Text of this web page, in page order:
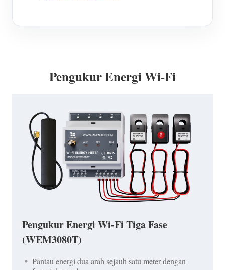
Pengukur Energi Wi-Fi
Pengukur Energi Wi-Fi Tiga Fase
(WEM3080T)
Pantau energi dua arah sejauh satu meter dengan